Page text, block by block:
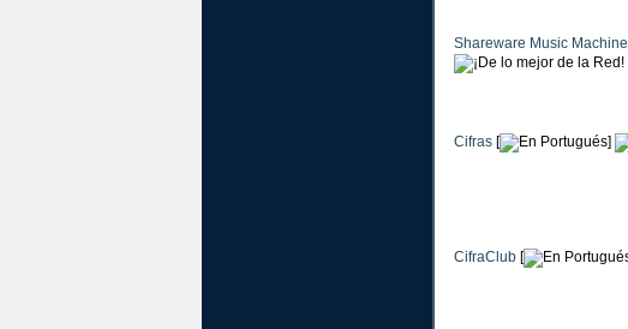
Shareware Music Machine
Cifras [ ]
CifraClub [